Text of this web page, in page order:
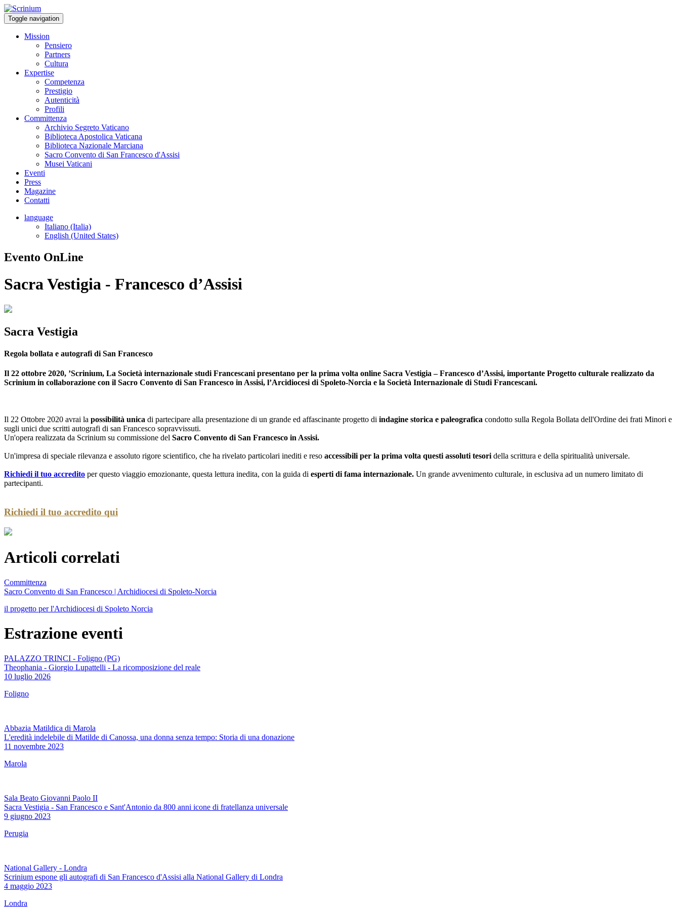
Toggle navigation
Mission
Pensiero
Partners
Cultura
Expertise
Competenza
Prestigio
Autenticità
Profili
Committenza
Archivio Segreto Vaticano
Biblioteca Apostolica Vaticana
Biblioteca Nazionale Marciana
Sacro Convento di San Francesco d'Assisi
Musei Vaticani
Eventi
Press
Magazine
Contatti
language
Italiano (Italia)
English (United States)
Evento OnLine
Sacra Vestigia - Francesco d’Assisi
Sacra Vestigia
Regola bollata e autografi di San Francesco
Il 22 ottobre 2020, ’Scrinium, La Società internazionale studi Francescani presentano per la prima volta online Sacra Vestigia – Francesco d’Assisi, importante Progetto culturale realizzato da
Scrinium in collaborazione con il Sacro Convento di San Francesco in Assisi, l’Arcidiocesi di Spoleto-Norcia e la Società Internazionale di Studi Francescani.
Il 22 Ottobre 2020 avrai la possibilità unica di partecipare alla presentazione di un grande ed affascinante progetto di indagine storica e paleografica condotto sulla Regola Bollata dell'Ordine dei frati Minori e
sugli unici due scritti autografi di san Francesco sopravvissuti.
Un'opera realizzata da Scrinium su commissione del Sacro Convento di San Francesco in Assisi.
Un'impresa di speciale rilevanza e assoluto rigore scientifico, che ha rivelato particolari inediti e reso accessibili per la prima volta questi assoluti tesoridella scrittura e della spiritualità universale.
Richiedi il tuo accredito per questo viaggio emozionante, questa lettura inedita, con la guida di esperti di fama internazionale. Un grande avvenimento culturale, in esclusiva ad un numero limitato di
partecipanti.
Richiedi il tuo accredito qui
Articoli correlati
Committenza
Sacro Convento di San Francesco | Archidiocesi di Spoleto-Norcia
il progetto per l'Archidiocesi di Spoleto Norcia
Estrazione eventi
PALAZZO TRINCI - Foligno (PG)
Theophania - Giorgio Lupattelli - La ricomposizione del reale
10 luglio 2026
Foligno
Abbazia Matildica di Marola
L'eredità indelebile di Matilde di Canossa, una donna senza tempo: Storia di una donazione
11 novembre 2023
Marola
Sala Beato Giovanni Paolo II
Sacra Vestigia - San Francesco e Sant'Antonio da 800 anni icone di fratellanza universale
9 giugno 2023
Perugia
National Gallery - Londra
Scrinium espone gli autografi di San Francesco d'Assisi alla National Gallery di Londra
4 maggio 2023
Londra